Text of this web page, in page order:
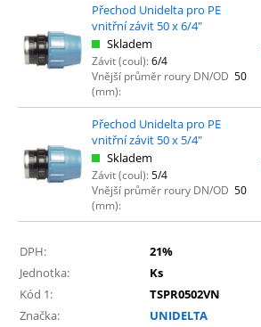
Přechod Unidelta pro PE
vnitřní závit 50 x 6/4"
Skladem
Závit (coul):6/4
Vnější průměr roury DN/OD
(mm):
50
Přechod Unidelta pro PE
vnitřní závit 50 x 5/4"
Skladem
Závit (coul):5/4
Vnější průměr roury DN/OD
(mm):
50
DPH:
21%
Jednotka:
Ks
Kód 1:
TSPR0502VN
Značka:
UNIDELTA